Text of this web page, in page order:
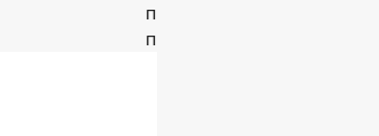
прехвърляне.
процеса на резервацията.